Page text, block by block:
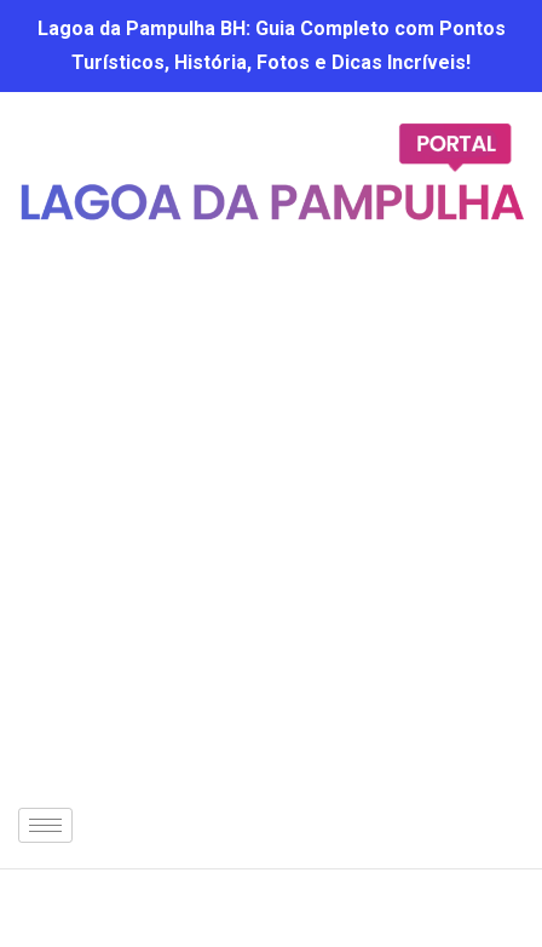
Lagoa da Pampulha BH: Guia Completo com Pontos
Turísticos, História, Fotos e Dicas Incríveis!